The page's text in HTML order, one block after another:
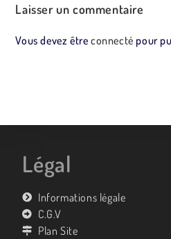
Laisser un commentaire
Vous devez êtreconnecté pour
Légal
Informations légale
C.G.V
Plan Site